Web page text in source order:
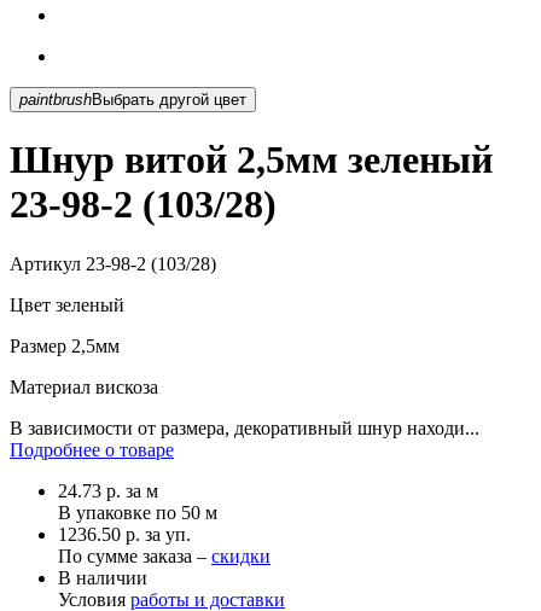
paintbrush Выбрать другой цвет
Шнур витой 2,5мм зеленый
23-98-2 (103/28)
Артикул 23-98-2 (103/28)
Цвет зеленый
Размер 2,5мм
Материал вискоза
В зависимости от размера, декоративный шнур находи...
Подробнее о товаре
24.73 р. за м
В упаковке по 50 м
1236.50 р. за уп.
По сумме заказа – скидки
В наличии
Условия работы и доставки